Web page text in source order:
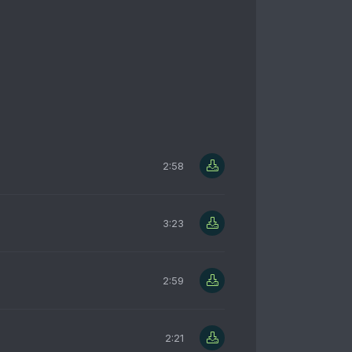
2:58
3:23
2:59
2:21